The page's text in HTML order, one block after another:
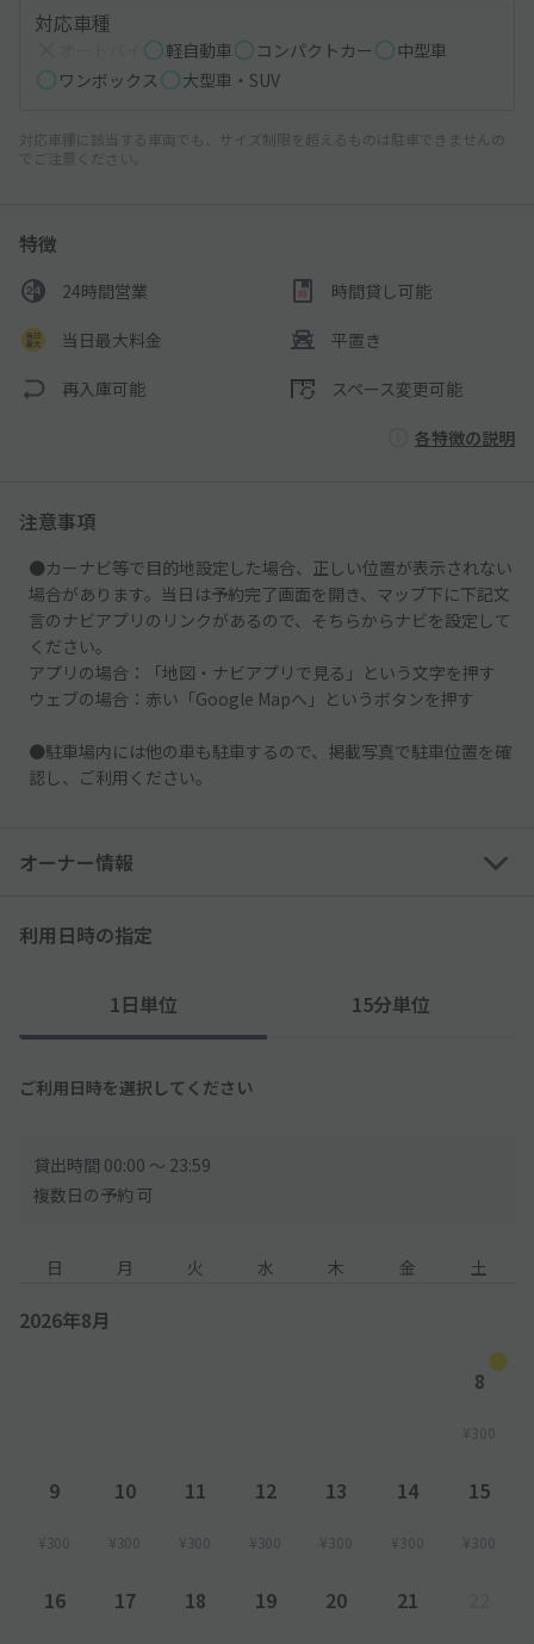
対応車種
軽自動車 コンパクトカー
中型車
ワンボックス
大型車・SUV
対応車種に該当する車両でも、サイズ制限を超えるものは駐車できませんの
でご注意ください。
特徴
24時間営業 時間貸し可能
当日最大料金 平置き
再入庫可能 スペース変更可能
各特徴の説明
注意事項
●カーナビ等で目的地設定した場合、正しい位置が表示されない
場合があります。当日は予約完了画面を開き、マップ下に下記文
言のナビアプリのリンクがあるので、そちらからナビを設定して
ください。
アプリの場合：「地図・ナビアプリで見る」という文字を押す
ウェブの場合：赤い「Google Mapへ」というボタンを押す
●駐車場内には他の車も駐車するので、掲載写真で駐車位置を確
認し、ご利用ください。
オーナー情報
利用日時の指定
1日単位 15分単位
ご利用日時を選択してください
貸出時間 00:00 〜 23:59
複数日の予約 可
日 月 火 水 木 金 土
2026年8月
8
¥300
9
¥300
10
¥300
11
¥300
12
¥300
13
¥300
14
¥300
15
¥300
16 17 18 19 20 21